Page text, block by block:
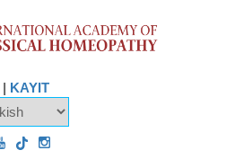
| KAYIT